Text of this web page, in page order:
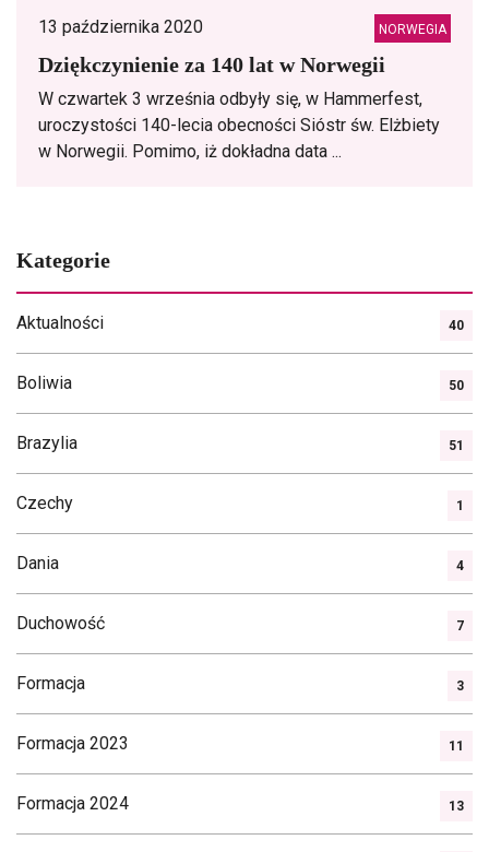
13 października 2020 NORWEGIA
Dziękczynienie za 140 lat w Norwegii
W czwartek 3 września odbyły się, w Hammerfest,
uroczystości 140-lecia obecności Sióstr św. Elżbiety
w Norwegii. Pomimo, iż dokładna data ...
Kategorie
Aktualności 40
Boliwia 50
Brazylia 51
Czechy 1
Dania 4
Duchowość 7
Formacja 3
Formacja 2023 11
Formacja 2024 13